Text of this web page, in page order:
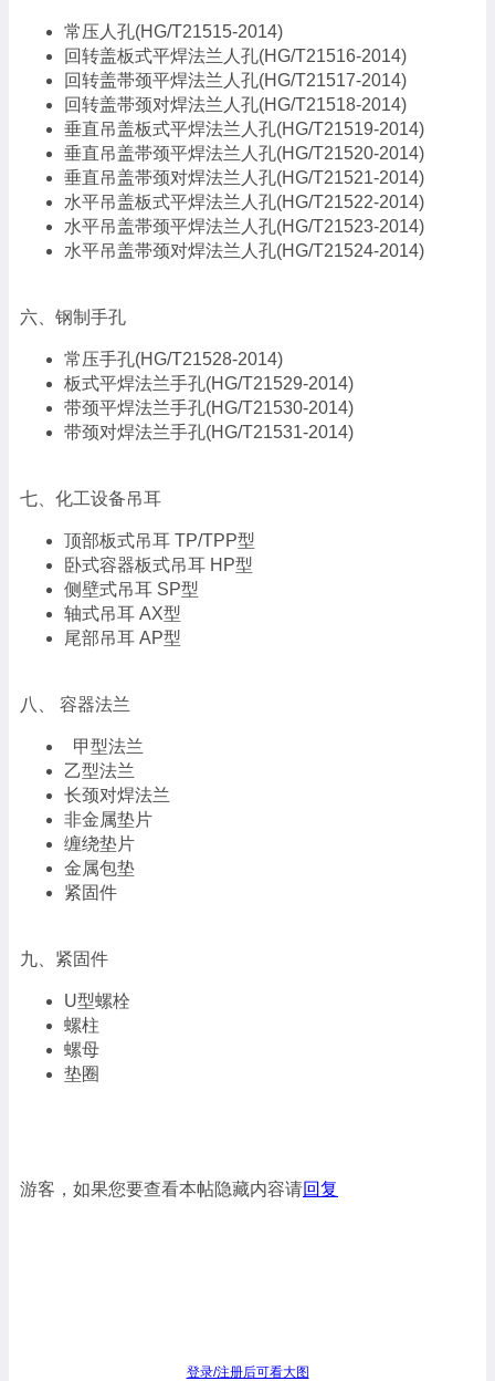
常压人孔(HG/T21515-2014)
回转盖板式平焊法兰人孔(HG/T21516-2014)
回转盖帯颈平焊法兰人孔(HG/T21517-2014)
回转盖帯颈对焊法兰人孔(HG/T21518-2014)
垂直吊盖板式平焊法兰人孔(HG/T21519-2014)
垂直吊盖帯颈平焊法兰人孔(HG/T21520-2014)
垂直吊盖帯颈对焊法兰人孔(HG/T21521-2014)
水平吊盖板式平焊法兰人孔(HG/T21522-2014)
水平吊盖帯颈平焊法兰人孔(HG/T21523-2014)
水平吊盖帯颈对焊法兰人孔(HG/T21524-2014)
六、钢制手孔
常压手孔(HG/T21528-2014)
板式平焊法兰手孔(HG/T21529-2014)
带颈平焊法兰手孔(HG/T21530-2014)
带颈对焊法兰手孔(HG/T21531-2014)
七、化工设备吊耳
顶部板式吊耳 TP/TPP型
卧式容器板式吊耳 HP型
侧壁式吊耳 SP型
轴式吊耳 AX型
尾部吊耳 AP型
八、 容器法兰
甲型法兰
乙型法兰
长颈对焊法兰
非金属垫片
缠绕垫片
金属包垫
紧固件
九、紧固件
U型螺栓
螺柱
螺母
垫圈
游客，如果您要查看本帖隐藏内容请回复
登录/注册后可看大图